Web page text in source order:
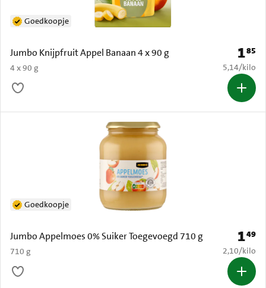
Jumbo Knijpfruit Appel Banaan 4 x 90 g
4 x 90 g
Goedkoopje
Prijs:
185
€ 5,14 per
5,14/kilo
Jumbo Appelmoes 0% Suiker Toegevoegd 710 g
710 g
Goedkoopje
Prijs:
149
€ 2,10 per
2,10/kilo